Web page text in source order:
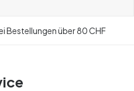
Bestellungen über 80 CHF